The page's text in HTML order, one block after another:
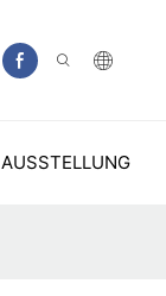
AUSSTELLUNG